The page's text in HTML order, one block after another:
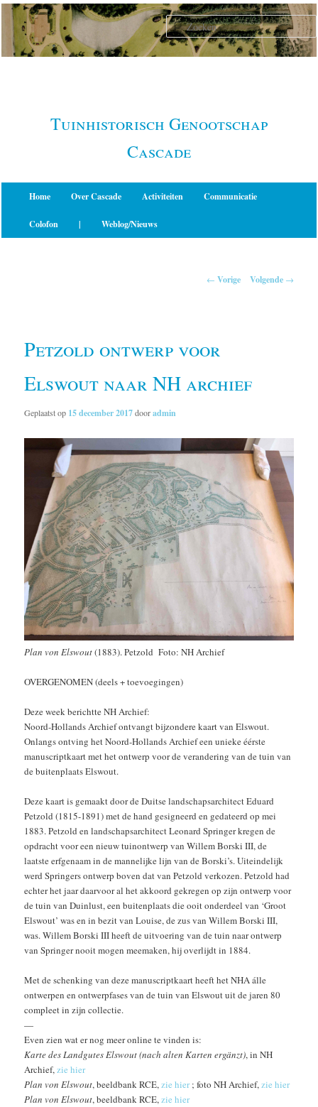
Spring
naar
primaire
Tuinhistorisch Genootschap
Cascade
Home Over Cascade Activiteiten Communicatie
Colofon | Weblog/Nieuws
← Vorige Volgende →
Petzold ontwerp voor
Elswout naar NH archief
Geplaatst op 15 december 2017dooradmin
Plan von Elswout(1883). Petzold Foto: NH Archief
OVERGENOMEN (deels + toevoegingen)
Deze week berichtte NH Archief:
Noord-Hollands Archief ontvangt bijzondere kaart van Elswout.
Onlangs ontving het Noord-Hollands Archief een unieke éérste
manuscriptkaart met het ontwerp voor de verandering van de tuin van
de buitenplaats Elswout.
Deze kaart is gemaakt door de Duitse landschapsarchitect Eduard
Petzold (1815-1891) met de hand gesigneerd en gedateerd op mei
1883. Petzold en landschapsarchitect Leonard Springer kregen de
opdracht voor een nieuw tuinontwerp van Willem Borski III, de
laatste erfgenaam in de mannelijke lijn van de Borski’s. Uiteindelijk
werd Springers ontwerp boven dat van Petzold verkozen. Petzold had
echter het jaar daarvoor al het akkoord gekregen op zijn ontwerp voor
de tuin van Duinlust, een buitenplaats die ooit onderdeel van ‘Groot
Elswout’ was en in bezit van Louise, de zus van Willem Borski III,
was. Willem Borski III heeft de uitvoering van de tuin naar ontwerp
van Springer nooit mogen meemaken, hij overlijdt in 1884.
Met de schenking van deze manuscriptkaart heeft het NHA álle
ontwerpen en ontwerpfases van de tuin van Elswout uit de jaren 80
compleet in zijn collectie.
—
Even zien wat er nog meer online te vinden is:
Karte des Landgutes Elswout (nach alten Karten ergänzt), in NH
Archief,zie hier
Plan von Elswout, beeldbank RCE,zie hier; foto NH Archief,zie hier
Plan von Elswout, beeldbank RCE,zie hier